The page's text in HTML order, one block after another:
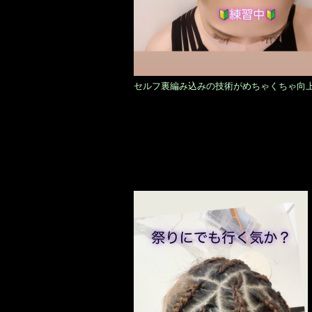
セルフ裏編み込みの技術がめちゃくちゃ向